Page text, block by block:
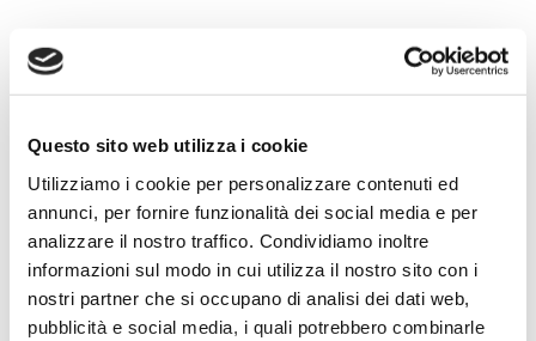
Questo sito web utilizza i cookie
Utilizziamo i cookie per personalizzare contenuti ed
annunci, per fornire funzionalità dei social media e per
analizzare il nostro traffico. Condividiamo inoltre
informazioni sul modo in cui utilizza il nostro sito con i
nostri partner che si occupano di analisi dei dati web,
pubblicità e social media, i quali potrebbero combinarle